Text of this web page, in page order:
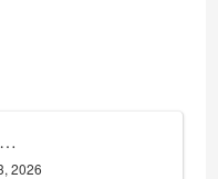
…
2026